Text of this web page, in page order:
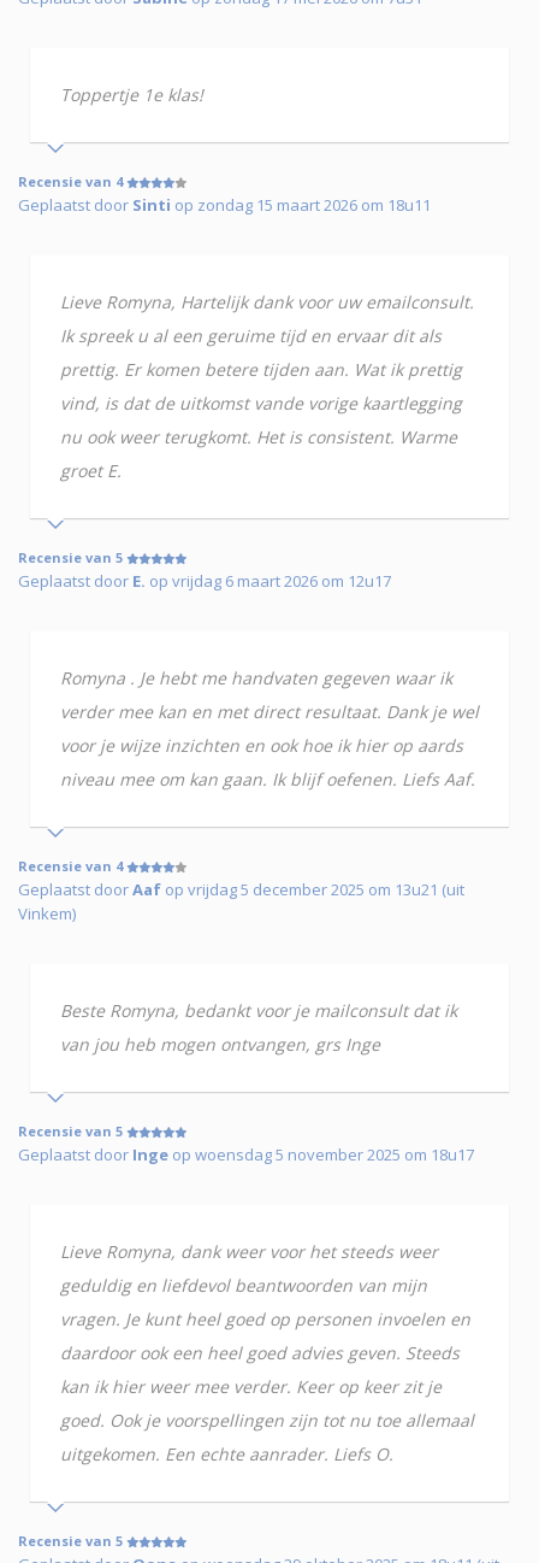
Toppertje 1e klas!
Recensie van 4
Geplaatst door Sinti op zondag 15 maart 2026 om 18u11
Lieve Romyna, Hartelijk dank voor uw emailconsult.
Ik spreek u al een geruime tijd en ervaar dit als
prettig. Er komen betere tijden aan. Wat ik prettig
vind, is dat de uitkomst vande vorige kaartlegging
nu ook weer terugkomt. Het is consistent. Warme
groet E.
Recensie van 5
Geplaatst door E. op vrijdag 6 maart 2026 om 12u17
Romyna . Je hebt me handvaten gegeven waar ik
verder mee kan en met direct resultaat. Dank je wel
voor je wijze inzichten en ook hoe ik hier op aards
niveau mee om kan gaan. Ik blijf oefenen. Liefs Aaf.
Recensie van 4
Geplaatst doorAaf op vrijdag 5 december 2025 om 13u21 (uit
Vinkem)
Beste Romyna, bedankt voor je mailconsult dat ik
van jou heb mogen ontvangen, grs Inge
Recensie van 5
Geplaatst door Inge op woensdag 5 november 2025 om 18u17
Lieve Romyna, dank weer voor het steeds weer
geduldig en liefdevol beantwoorden van mijn
vragen. Je kunt heel goed op personen invoelen en
daardoor ook een heel goed advies geven. Steeds
kan ik hier weer mee verder. Keer op keer zit je
goed. Ook je voorspellingen zijn tot nu toe allemaal
uitgekomen. Een echte aanrader. Liefs O.
Recensie van 5